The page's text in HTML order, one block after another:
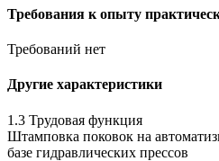
Требования к опыту
Требований нет
Другие характеристики
1.3 Трудовая функция
Штамповка поковок на
базе гидравлических прессов